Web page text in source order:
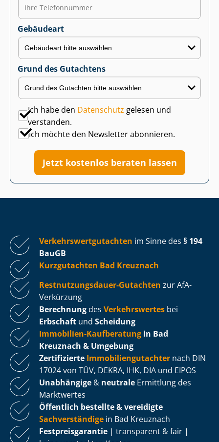
Gebäudeart
Grund des Gutachtens
Ich habe den Datenschutz gelesen und
verstanden.
Ich möchte den Newsletter abonnieren.
Jetzt kostenlos beraten lassen
Ver­kehrs­wert­gut­ach­ten im Sinne des § 194
BauGB
Kurzgutachten Bad Kreuznach
Rest­nut­zungs­dau­er-Gutachten zur AfA-
Verkürzung
Berechnung des Verkehrswertes bei
Erbschaft und Scheidung
Immobilien-Kaufberatung in Bad
Kreuznach & Umgebung
Zertifizierte Im­mo­bi­li­en­gut­ach­ter nach DIN
17024 von TÜV, DEKRA, IHK, DIA und EIPOS
Unabhängige & neutrale Ermittlung des
Marktwertes
Öffentlich bestellte & vereidigte
Sachverständige in Bad Kreuznach
Fest­preis­ga­ran­tie | transparent & fair |